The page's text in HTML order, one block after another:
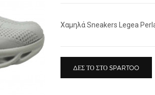
Xαμηλά Sneakers Legea
ΔΕΣ ΤΟ ΣΤΟ SPARTOO